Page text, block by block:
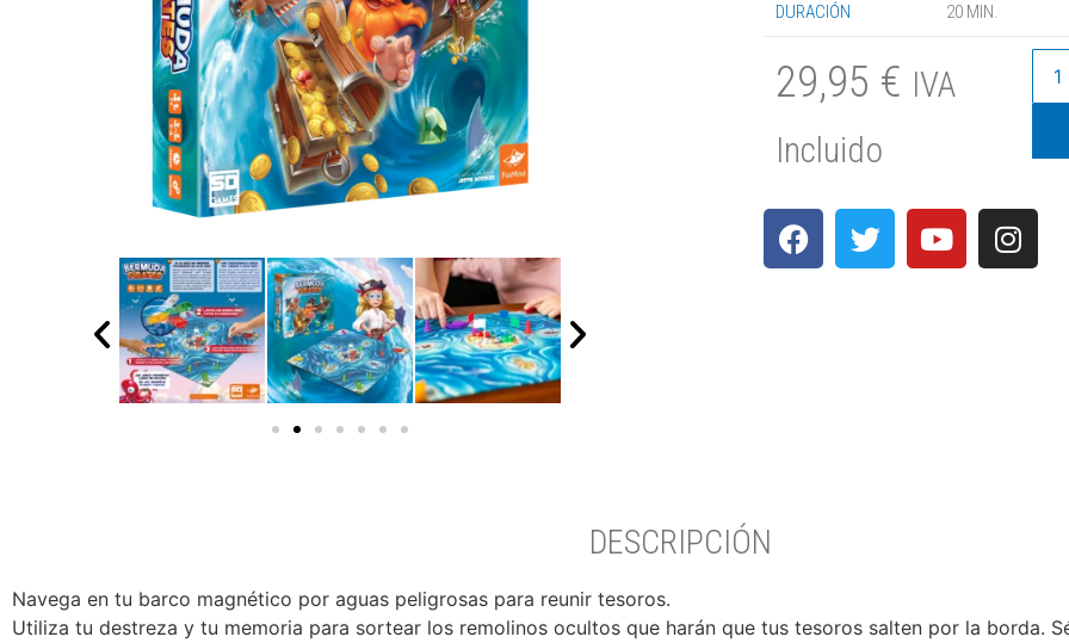
DURACIÓN 20 MIN.
29,95 € IVA
Incluido
DESCRIPCIÓN
Navega en tu barco magnético por aguas peligrosas para reunir tesoros.
Utiliza tu destreza y tu memoria para sortear los remolinos ocultos que harán que tus tesoros salten por la borda.